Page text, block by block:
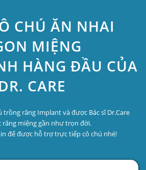
CHÚ ĂN NHAI
MIỆNG
HÀNG ĐẦU CỦA
CARE
trồng răng Implant và được Bác sĩ Dr.Care
răng miệng gần như trọn đời.
để được hỗ trợ trực tiếp cô chú nhé!